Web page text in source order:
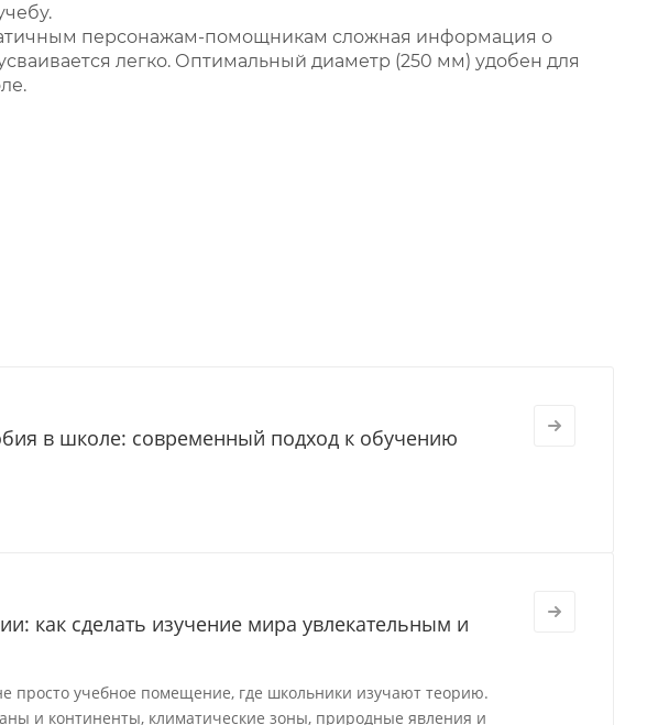
персонажам-помощникам сложная информация о
легко. Оптимальный диаметр (250 мм) удобен для
в школе: современный подход к обучению
как сделать изучение мира увлекательным и
просто учебное помещение, где школьники изучают теорию.
и континенты, климатические зоны, природные явления и